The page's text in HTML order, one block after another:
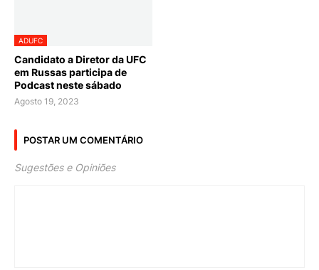
ADUFC
Candidato a Diretor da UFC
em Russas participa de
Podcast neste sábado
Agosto 19, 2023
POSTAR UM COMENTÁRIO
Sugestões e Opiniões